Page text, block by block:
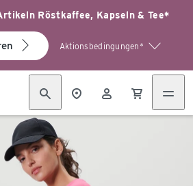
Röstkaffee, Kapseln & Tee*
Aktionsbedingungen*